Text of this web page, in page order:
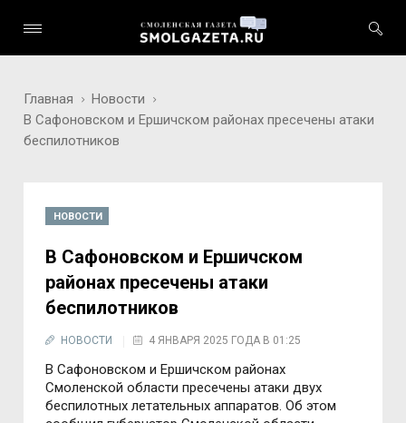
Главная
Новости
В Сафоновском и Ершичском районах пресечены атаки
беспилотников
НОВОСТИ
В Сафоновском и Ершичском
районах пресечены атаки
беспилотников
НОВОСТИ 4 ЯНВАРЯ 2025 ГОДА В 01:25
В Сафоновском и Ершичском районах
Смоленской области пресечены атаки двух
беспилотных летательных аппаратов. Об этом